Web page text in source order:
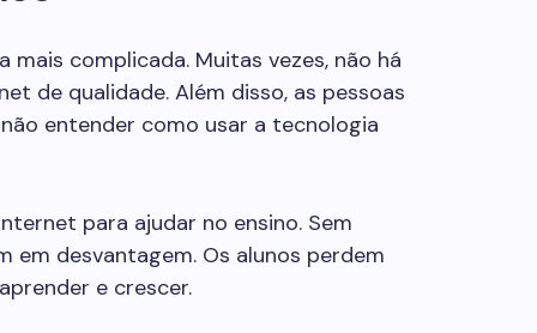
mais complicada. Muitas vezes, não há
de qualidade. Além disso, as pessoas
entender como usar a tecnologia
para ajudar no ensino. Sem
em desvantagem. Os alunos perdem
e crescer.